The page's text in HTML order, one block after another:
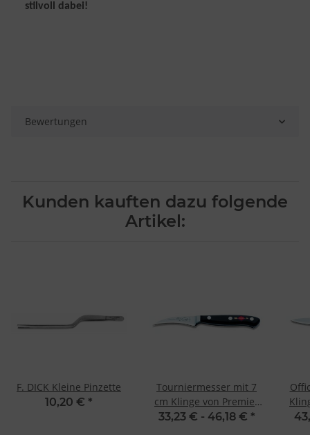
stilvoll dabei!
Bewertungen
Kunden kauften dazu folgende
Artikel:
F. DICK Kleine Pinzette
10,20 € *
Tourniermesser mit 7
cm Klinge von Premier
Plus von Dick
33,23 € - 46,18 € *